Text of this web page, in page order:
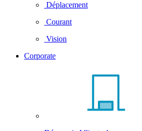
Déplacement
Courant
Vision
Corporate